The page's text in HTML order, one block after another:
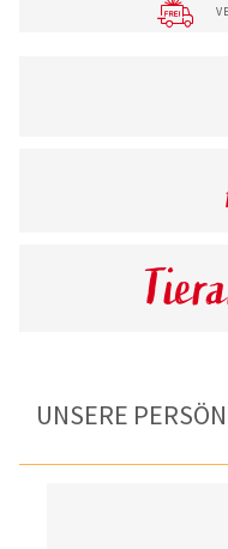
UNSERE